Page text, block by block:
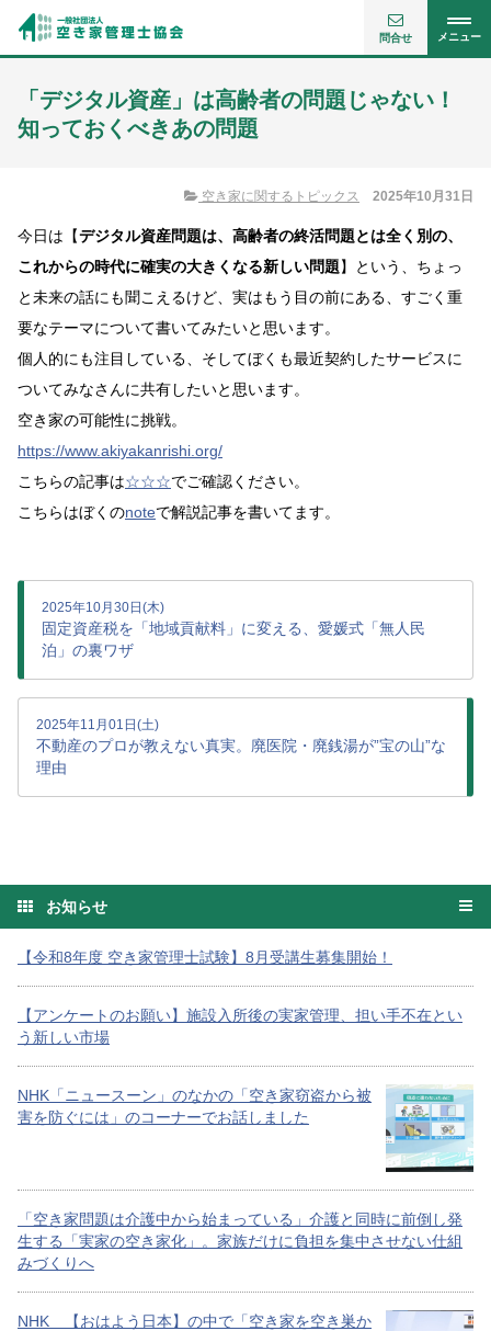
メニュー
問合せ
「デジタル資産」は高齢者の問題じゃない！
知っておくべきあの問題
空き家に関するトピックス 2025年10月31日
今日は【デジタル資産問題は、高齢者の終活問題とは全く別の、
これからの時代に確実の大きくなる新しい問題】という、ちょっ
と未来の話にも聞こえるけど、実はもう目の前にある、すごく重
要なテーマについて書いてみたいと思います。
個人的にも注目している、そしてぼくも最近契約したサービスに
ついてみなさんに共有したいと思います。
空き家の可能性に挑戦。
https://www.akiyakanrishi.org/
こちらの記事は☆☆☆でご確認ください。
こちらはぼくのnoteで解説記事を書いてます。
2025年10月30日(木)
固定資産税を「地域貢献料」に変える、愛媛式「無人民
泊」の裏ワザ
2025年11月01日(土)
不動産のプロが教えない真実。廃医院・廃銭湯が”宝の山”な
理由
お知らせ
【令和8年度 空き家管理士試験】8月受講生募集開始！
【アンケートのお願い】施設入所後の実家管理、担い手不在とい
う新しい市場
NHK「ニュースーン」のなかの「空き家窃盗から被
害を防ぐには」のコーナーでお話しました
「空き家問題は介護中から始まっている」介護と同時に前倒し発
生する「実家の空き家化」。家族だけに負担を集中させない仕組
みづくりへ
NHK 【おはよう日本】の中で「空き家を空き巣か